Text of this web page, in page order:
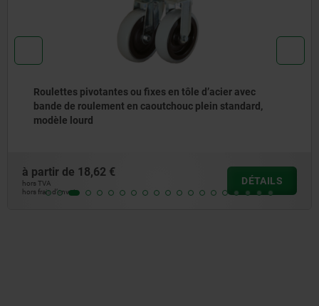
Roulettes pivotantes ou fixes en tôle d’acier avec
bande de roulement en caoutchouc plein standard,
modèle lourd
à partir de 18,62 €
hors TVA
hors frais d’envoi
DÉTAILS